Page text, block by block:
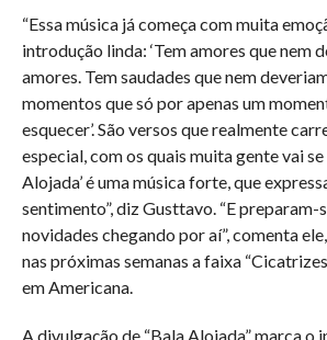
“Essa música já começa com muita
introdução linda: ‘Tem amores que nem
amores. Tem saudades que nem
momentos que só por apenas um
esquecer’. São versos que realmente
especial, com os quais muita gente vai
Alojada’ é uma música forte, que
sentimento”, diz Gusttavo. “E preparam-
novidades chegando por aí”, comenta
nas próximas semanas a faixa
em Americana.
A divulgação de “Bala Alojada” marca o